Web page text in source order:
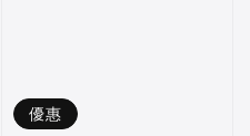
優惠